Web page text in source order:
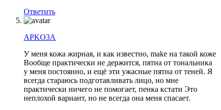
Ответить
APKO3A
У меня кожа жирная, и как известно, make на такой коже
Вообще практически не держится, пятна от тональника
у меня постоянно, и ещё эти ужасные пятна от теней. Я
всегда стараюсь подготавливать лицо, но мне
практически ничего не помогает, пенка кстати Это
неплохой вариант, но не всегда она меня спасает.